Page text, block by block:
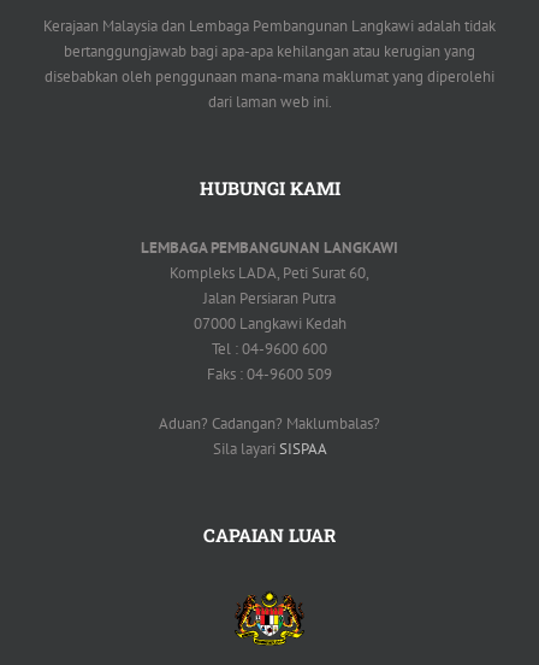
Kerajaan Malaysia dan Lembaga Pembangunan Langkawi adalah tidak
bertanggungjawab bagi apa-apa kehilangan atau kerugian yang
disebabkan oleh penggunaan mana-mana maklumat yang diperolehi
dari laman web ini.
HUBUNGI KAMI
LEMBAGA PEMBANGUNAN LANGKAWI
Kompleks LADA, Peti Surat 60,
Jalan Persiaran Putra
07000 Langkawi Kedah
Tel : 04-9600 600
Faks : 04-9600 509
Aduan? Cadangan? Maklumbalas?
Sila layari SISPAA
CAPAIAN LUAR